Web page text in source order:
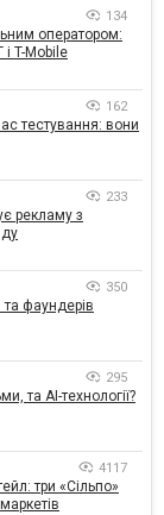
134
оператором:
T-Mobile
162
тестування: вони
233
рекламу з
350
фаундерів
295
та AI-технології?
4117
три «Сільпо»